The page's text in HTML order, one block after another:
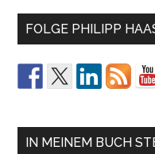
FOLGE PHILIPP
IN MEINEM BUCH